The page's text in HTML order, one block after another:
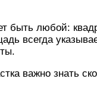
быть любой:
всегда
важно знать